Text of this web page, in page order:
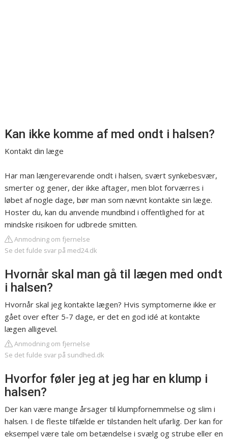
Kan ikke komme af med ondt i halsen?
Kontakt din læge
Har man længerevarende ondt i halsen, svært synkebesvær,
smerter og gener, der ikke aftager, men blot forværres i
løbet af nogle dage, bør man som nævnt kontakte sin læge.
Hoster du, kan du anvende mundbind i offentlighed for at
mindske risikoen for udbrede smitten.
Anmodning om fjernelse
Se det fulde svar på med24.dk
Hvornår skal man gå til lægen med ondt
i halsen?
Hvornår skal jeg kontakte lægen? Hvis symptomerne ikke er
gået over efter 5-7 dage, er det en god idé at kontakte
lægen alligevel.
Anmodning om fjernelse
Se det fulde svar på sundhed.dk
Hvorfor føler jeg at jeg har en klump i
halsen?
Der kan være mange årsager til klumpfornemmelse og slim i
halsen. I de fleste tilfælde er tilstanden helt ufarlig. Der kan for
eksempel være tale om betændelse i svælg og strube eller en